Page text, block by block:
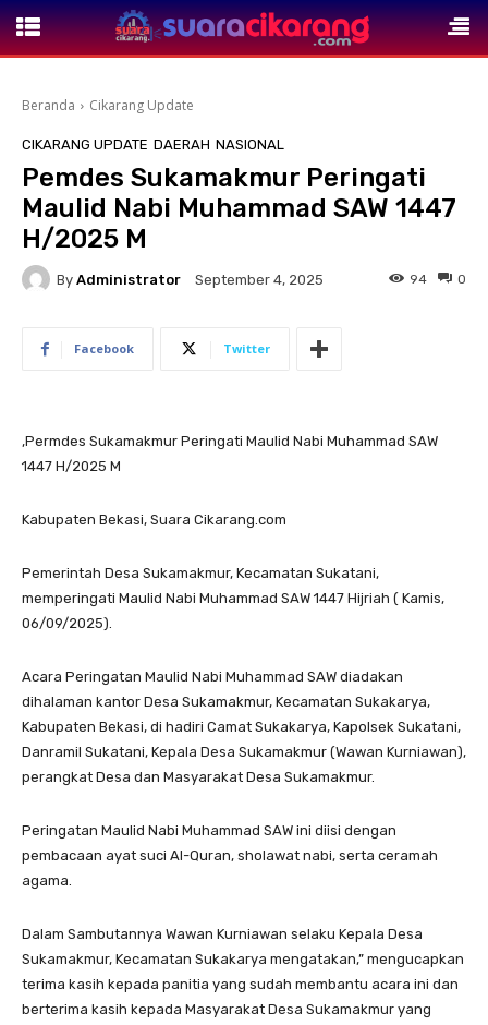
Beranda Cikarang Update
CIKARANG UPDATE DAERAH NASIONAL
Pemdes Sukamakmur Peringati
Maulid Nabi Muhammad SAW 1447
H/2025 M
By Administrator September 4, 2025 0
94
Facebook Twitter
,Permdes Sukamakmur Peringati Maulid Nabi Muhammad SAW
1447 H/2025 M
Kabupaten Bekasi, Suara Cikarang.com
Pemerintah Desa Sukamakmur, Kecamatan Sukatani,
memperingati Maulid Nabi Muhammad SAW 1447 Hijriah ( Kamis,
06/09/2025).
Acara Peringatan Maulid Nabi Muhammad SAW diadakan
dihalaman kantor Desa Sukamakmur, Kecamatan Sukakarya,
Kabupaten Bekasi, di hadiri Camat Sukakarya, Kapolsek Sukatani,
Danramil Sukatani, Kepala Desa Sukamakmur (Wawan Kurniawan),
perangkat Desa dan Masyarakat Desa Sukamakmur.
Peringatan Maulid Nabi Muhammad SAW ini diisi dengan
pembacaan ayat suci Al-Quran, sholawat nabi, serta ceramah
agama.
Dalam Sambutannya Wawan Kurniawan selaku Kepala Desa
Sukamakmur, Kecamatan Sukakarya mengatakan,” mengucapkan
terima kasih kepada panitia yang sudah membantu acara ini dan
berterima kasih kepada Masyarakat Desa Sukamakmur yang